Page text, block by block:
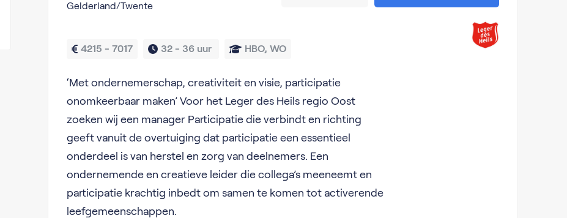
Gelderland/Twente
4215 - 7017 32 - 36 uur HBO, WO
‘Met ondernemerschap, creativiteit en visie, participatie
onomkeerbaar maken’ Voor het Leger des Heils regio Oost
zoeken wij een manager Participatie die verbindt en richting
geeft vanuit de overtuiging dat participatie een essentieel
onderdeel is van herstel en zorg van deelnemers. Een
ondernemende en creatieve leider die collega’s meeneemt en
participatie krachtig inbedt om samen te komen tot activerende
leefgemeenschappen.